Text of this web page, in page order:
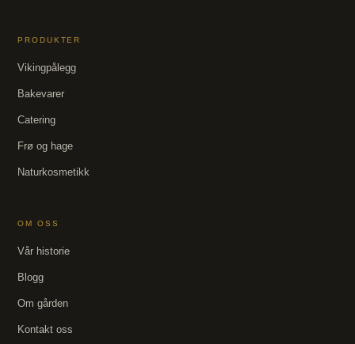
PRODUKTER
Vikingpålegg
Bakevarer
Catering
Frø og hage
Naturkosmetikk
OM OSS
Vår historie
Blogg
Om gården
Kontakt oss